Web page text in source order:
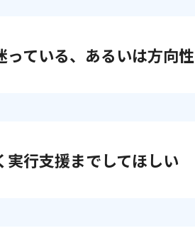
ている、あるいは方向
行支援までしてほしい